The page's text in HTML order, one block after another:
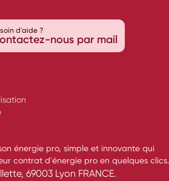
sur Twitter
sur LinkedIn
sur Youtube
sur Instagram
d'aide ?
nous par mail
énergie pro, simple et innovante qui
contrat d'énergie pro en quelques clics.
69003 Lyon FRANCE.